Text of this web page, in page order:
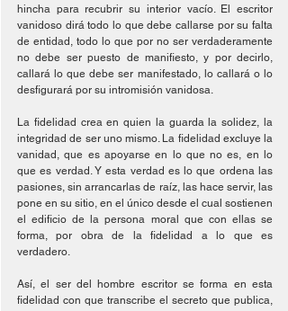
hincha para recubrir su interior vacío. El escritor
vanidoso dirá todo lo que debe callarse por su falta
de entidad, todo lo que por no ser verdaderamente
no debe ser puesto de manifiesto, y por decirlo,
callará lo que debe ser manifestado, lo callará o lo
desfigurará por su intromisión vanidosa.
La fidelidad crea en quien la guarda la solidez, la
integridad de ser uno mismo. La fidelidad excluye la
vanidad, que es apoyarse en lo que no es, en lo
que es verdad. Y esta verdad es lo que ordena las
pasiones, sin arrancarlas de raíz, las hace servir, las
pone en su sitio, en el único desde el cual sostienen
el edificio de la persona moral que con ellas se
forma, por obra de la fidelidad a lo que es
verdadero.
Así, el ser del hombre escritor se forma en esta
fidelidad con que transcribe el secreto que publica,